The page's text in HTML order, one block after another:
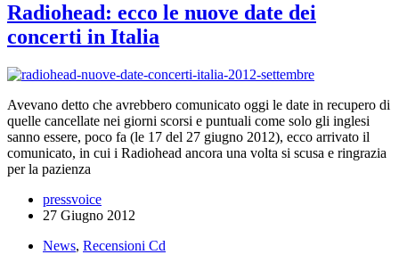
Radiohead: ecco le nuove date dei
concerti in Italia
Avevano detto che avrebbero comunicato oggi le date in recupero di
quelle cancellate nei giorni scorsi e puntuali come solo gli inglesi
sanno essere, poco fa (le 17 del 27 giugno 2012), ecco arrivato il
comunicato, in cui i Radiohead ancora una volta si scusa e ringrazia
per la pazienza
pressvoice
27 Giugno 2012
News, Recensioni Cd